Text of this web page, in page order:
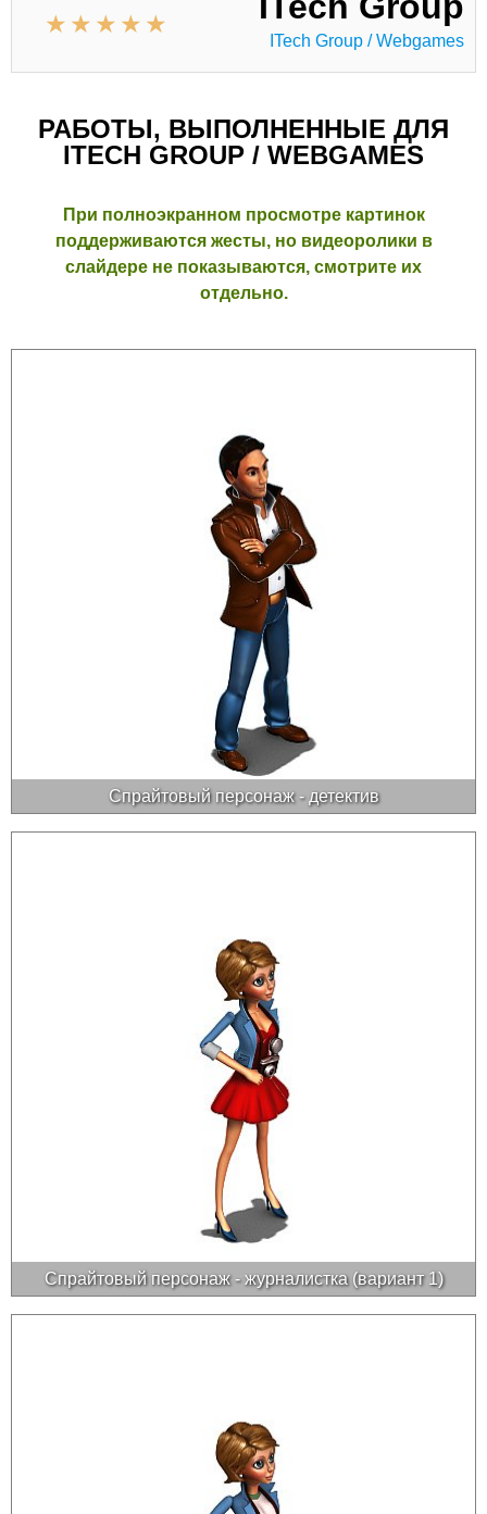
ITech Group / Webgames
РАБОТЫ, ВЫПОЛНЕННЫЕ ДЛЯ
ITECH GROUP / WEBGAMES
При полноэкранном просмотре картинок
поддерживаются жесты, но видеоролики в
слайдере не показываются, смотрите их
отдельно.
Спрайтовый персонаж - детектив
Спрайтовый персонаж - журналистка (вариант 1)